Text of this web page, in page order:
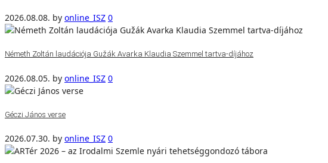
2026.08.08. by online_ISZ 0
Németh Zoltán laudációja Gužák Avarka Klaudia Szemmel tartva-díjához
2026.08.05. by online_ISZ 0
Géczi János verse
2026.07.30. by online_ISZ 0